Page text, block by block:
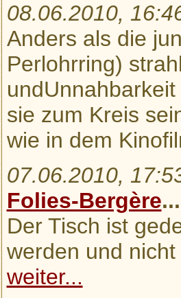
08.06.2010,
Anders als die
Perlohrring)
sie zum Kreis
wie in dem
07.06.2010,
Folies-Bergère...
Der Tisch ist
werden und
weiter...